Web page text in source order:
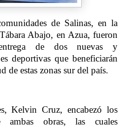
de Salinas, en la
Abajo, en Azua, fueron
de dos nuevas y
deportivas que beneficiarán
de estas zonas sur del país.
Kelvin Cruz, encabezó los
ambas obras, las cuales